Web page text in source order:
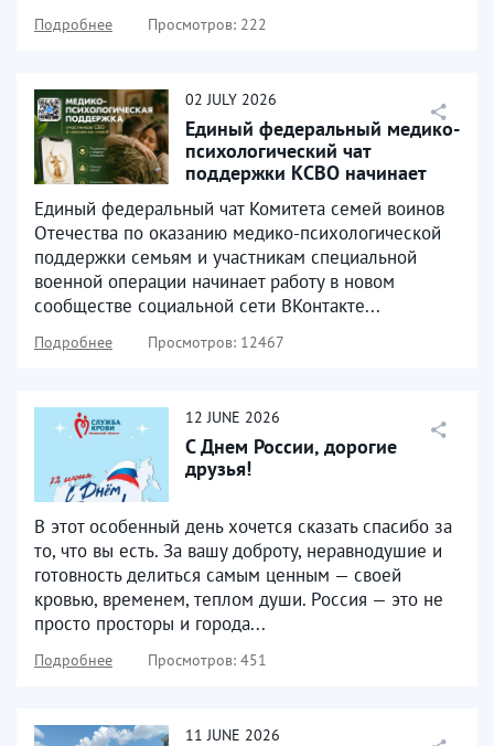
Подробнее Просмотров: 222
02 JULY 2026
Единый федеральный медико-
психологический чат
поддержки КСВО начинает
Единый федеральный чат Комитета семей воинов
Отечества по оказанию медико-психологической
поддержки семьям и участникам специальной
военной операции начинает работу в новом
сообществе социальной сети ВКонтакте...
Подробнее Просмотров: 12467
12 JUNE 2026
С Днем России, дорогие
друзья!
В этот особенный день хочется сказать спасибо за
то, что вы есть. За вашу доброту, неравнодушие и
готовность делиться самым ценным — своей
кровью, временем, теплом души. Россия — это не
просто просторы и города...
Подробнее Просмотров: 451
11 JUNE 2026